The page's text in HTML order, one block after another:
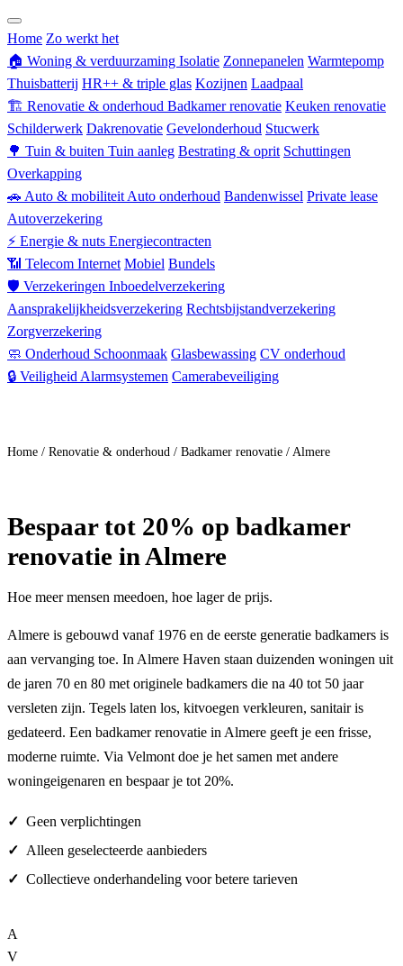
Home Zo werkt het
🏠 Woning & verduurzaming Isolatie Zonnepanelen Warmtepomp
Thuisbatterij HR++ & triple glas Kozijnen Laadpaal
🏗 Renovatie & onderhoud Badkamer renovatie Keuken renovatie
Schilderwerk Dakrenovatie Gevelonderhoud Stucwerk
🌳 Tuin & buiten Tuin aanleg Bestrating & oprit Schuttingen
Overkapping
🚗 Auto & mobiliteit Auto onderhoud Bandenwissel Private lease
Autoverzekering
⚡ Energie & nuts Energiecontracten
📶 Telecom Internet Mobiel Bundels
🛡 Verzekeringen Inboedelverzekering
Aansprakelijkheidsverzekering Rechtsbijstandverzekering
Zorgverzekering
🧼 Onderhoud Schoonmaak Glasbewassing CV onderhoud
🔒 Veiligheid Alarmsystemen Camerabeveiliging
Home / Renovatie & onderhoud / Badkamer renovatie / Almere
Bespaartot 20% op badkamer
renovatie in Almere
Hoe meer mensen meedoen, hoe lager de prijs.
Almere is gebouwd vanaf 1976 en de eerste generatie badkamers is
aan vervanging toe. In Almere Haven staan duizenden woningen uit
de jaren 70 en 80 met originele badkamers die na 40 tot 50 jaar
versleten zijn. Tegels laten los, kitvoegen verkleuren, sanitair is
gedateerd. Een badkamer renovatie in Almere geeft je een frisse,
moderne ruimte. Via Velmont doe je het samen met andere
woningeigenaren en bespaar je tot 20%.
Geen verplichtingen
Alleen geselecteerde aanbieders
Collectieve onderhandeling voor betere tarieven
A
V